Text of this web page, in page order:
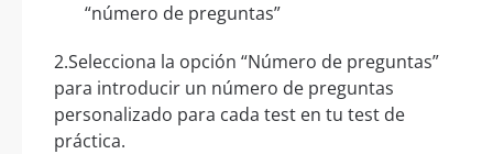
“número de preguntas”
2.Selecciona la opción “Número de preguntas”
para introducir un número de preguntas
personalizado para cada test en tu test de
práctica.